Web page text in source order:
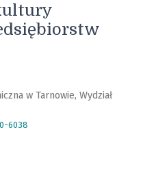
w Tarnowie, Wydział
6038